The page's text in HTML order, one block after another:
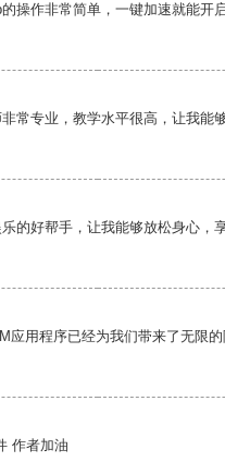
操作非常简单，一键加速就能开
常专业，教学水平很高，让我能
的好帮手，让我能够放松身心，
应用程序已经为我们带来了无限的
作者加油